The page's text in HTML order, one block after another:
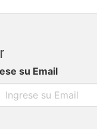
su Email